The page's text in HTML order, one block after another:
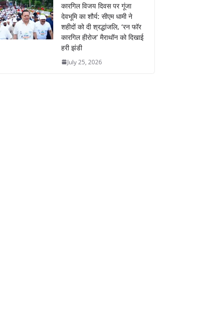
कारगिल विजय दिवस पर गूंजा
देवभूमि का शौर्य: सीएम धामी ने
शहीदों को दी श्रद्धांजलि, ‘रन फॉर
कारगिल हीरोज’ मैराथॉन को दिखाई
हरी झंडी
July 25, 2026